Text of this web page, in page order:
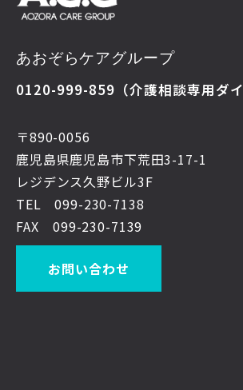
あおぞらケアグループ
0120-999-859 （介護相談専用ダ
〒890-0056
鹿児島県鹿児島市下荒田3-17-1
レジデンス久野ビル3F
TEL 099-230-7138
FAX 099-230-7139
お問い合わせ